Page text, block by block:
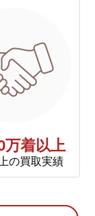
万着以上
の買取実績